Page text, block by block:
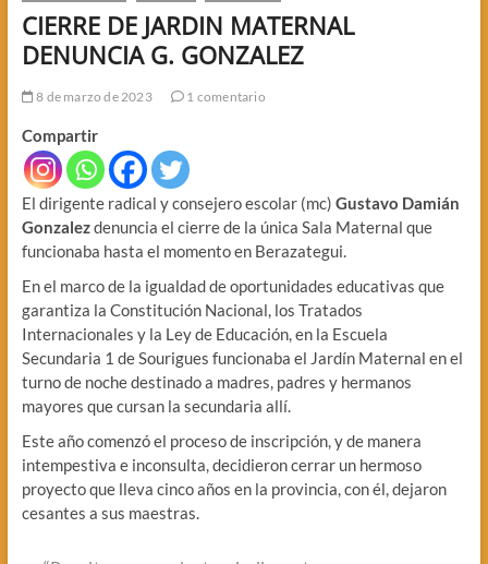
CIERRE DE JARDIN MATERNAL
DENUNCIA G. GONZALEZ
8 de marzo de 2023 1 comentario
Compartir
El dirigente radical y consejero escolar (mc) Gustavo Damián
Gonzalezdenuncia el cierre de la única Sala Maternal que
funcionaba hasta el momento en Berazategui.
En el marco de la igualdad de oportunidades educativas que
garantiza la Constitución Nacional, los Tratados
Internacionales y la Ley de Educación, en la Escuela
Secundaria 1 de Sourigues funcionaba el Jardín Maternal en el
turno de noche destinado a madres, padres y hermanos
mayores que cursan la secundaria allí.
Este año comenzó el proceso de inscripción, y de manera
intempestiva e inconsulta, decidieron cerrar un hermoso
proyecto que lleva cinco años en la provincia, con él, dejaron
cesantes a sus maestras.